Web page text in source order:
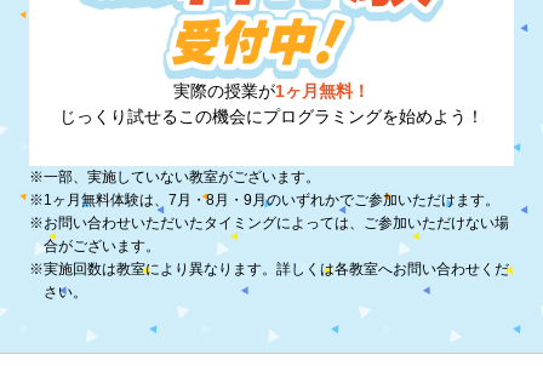
実際の授業が1ヶ月無料！
じっくり試せるこの機会にプログラミングを始めよう！
※一部、実施していない教室がございます。
※1ヶ月無料体験は、7月・8月・9月のいずれかでご参加いただけます。
※お問い合わせいただいたタイミングによっては、ご参加いただけない場
合がございます。
※実施回数は教室により異なります。詳しくは各教室へお問い合わせくだ
さい。